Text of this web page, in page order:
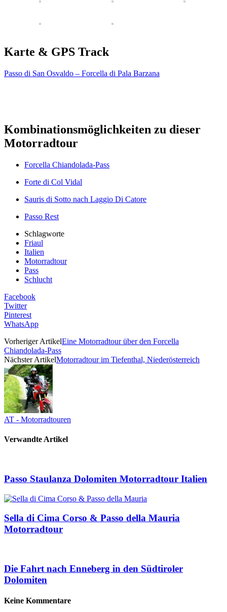
Karte & GPS Track
Passo di San Osvaldo – Forcella di Pala Barzana
Kombinationsmöglichkeiten zu dieser
Motorradtour
Forcella Chiandolada-Pass
Forte di Col Vidal
Sauris di Sotto nach Laggio Di Catore
Passo Rest
Schlagworte
Friaul
Italien
Motorradtour
Pass
Schlucht
Facebook
Twitter
Pinterest
WhatsApp
Vorheriger ArtikelEine Motorradtour über den Forcella
Chiandolada-Pass
Nächster ArtikelMotorradtour im Tiefenthal, Niederösterreich
AT - Motorradtouren
Verwandte Artikel
Passo Staulanza Dolomiten Motorradtour Italien
Sella di Cima Corso & Passo della Mauria
Motorradtour
Die Fahrt nach Enneberg in den Südtiroler
Dolomiten
Keine Kommentare